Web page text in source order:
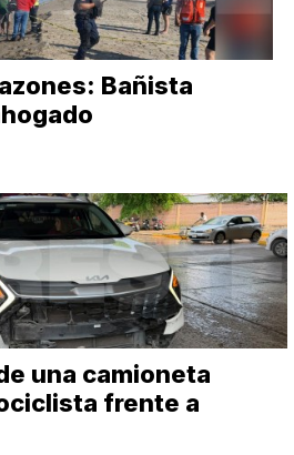
Bañista
una camioneta
frente a